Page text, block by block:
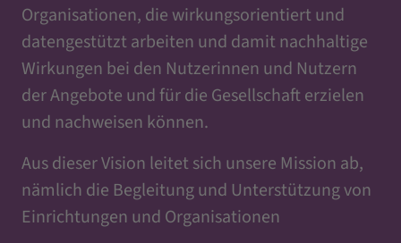
Organisationen, die wirkungsorientiert und
datengestützt arbeiten und damit nachhaltige
Wirkungen bei den Nutzerinnen und Nutzern
der Angebote und für die Gesellschaft erzielen
und nachweisen können.
Aus dieser Vision leitet sich unsere Mission ab,
nämlich die Begleitung und Unterstützung von
Einrichtungen und Organisationen